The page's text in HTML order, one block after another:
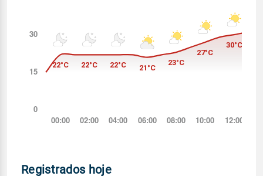
Registrados hoje